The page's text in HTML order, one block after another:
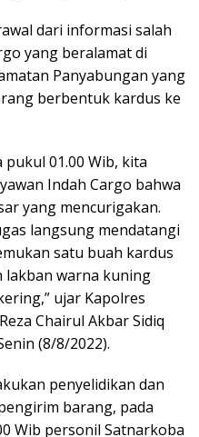
dari informasi salah
yang beralamat di
Panyabungan yang
berbentuk kardus ke
pukul 01.00 Wib, kita
Indah Cargo bahwa
yang mencurigakan.
langsung mendatangi
satu buah kardus
lakban warna kuning
ujar Kapolres
Chairul Akbar Sidiq
(8/8/2022).
penyelidikan dan
barang, pada
Wib personil Satnarkoba